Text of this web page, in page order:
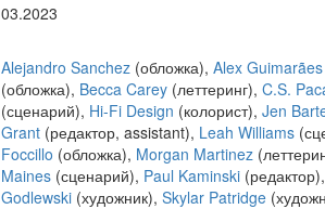
03.2023
Alejandro Sanchez (обложка), Alex Guimarães
(обложка), Becca Carey (леттеринг), C.S.
(сценарий), Hi-Fi Design (колорист), Jen
Grant (редактор, assistant), Leah Williams
Foccillo (обложка), Morgan Martinez
Maines (сценарий), Paul Kaminski
Godlewski (художник), Skylar Patridge